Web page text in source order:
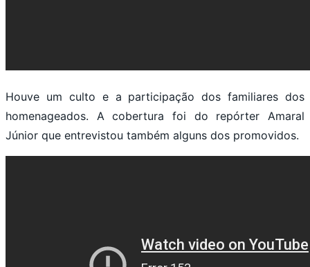
Houve um culto e a participação dos familiares dos
homenageados. A cobertura foi do repórter Amaral
Júnior que entrevistou também alguns dos promovidos.